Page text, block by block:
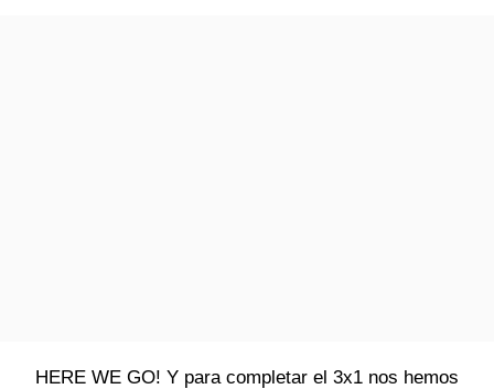
HERE WE GO! Y para completar el 3x1 nos hemos